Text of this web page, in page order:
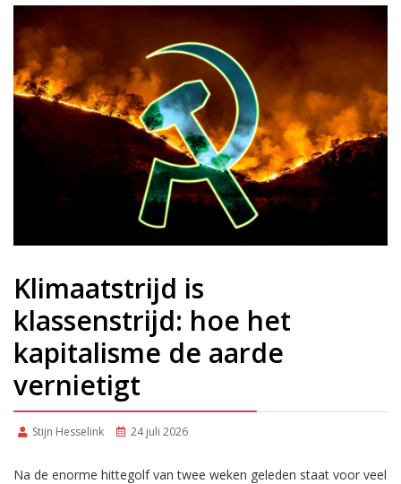
Klimaatstrijd is
klassenstrijd: hoe het
kapitalisme de aarde
vernietigt
Stijn Hesselink 24 juli 2026
Na de enorme hittegolf van twee weken geleden staat voor veel